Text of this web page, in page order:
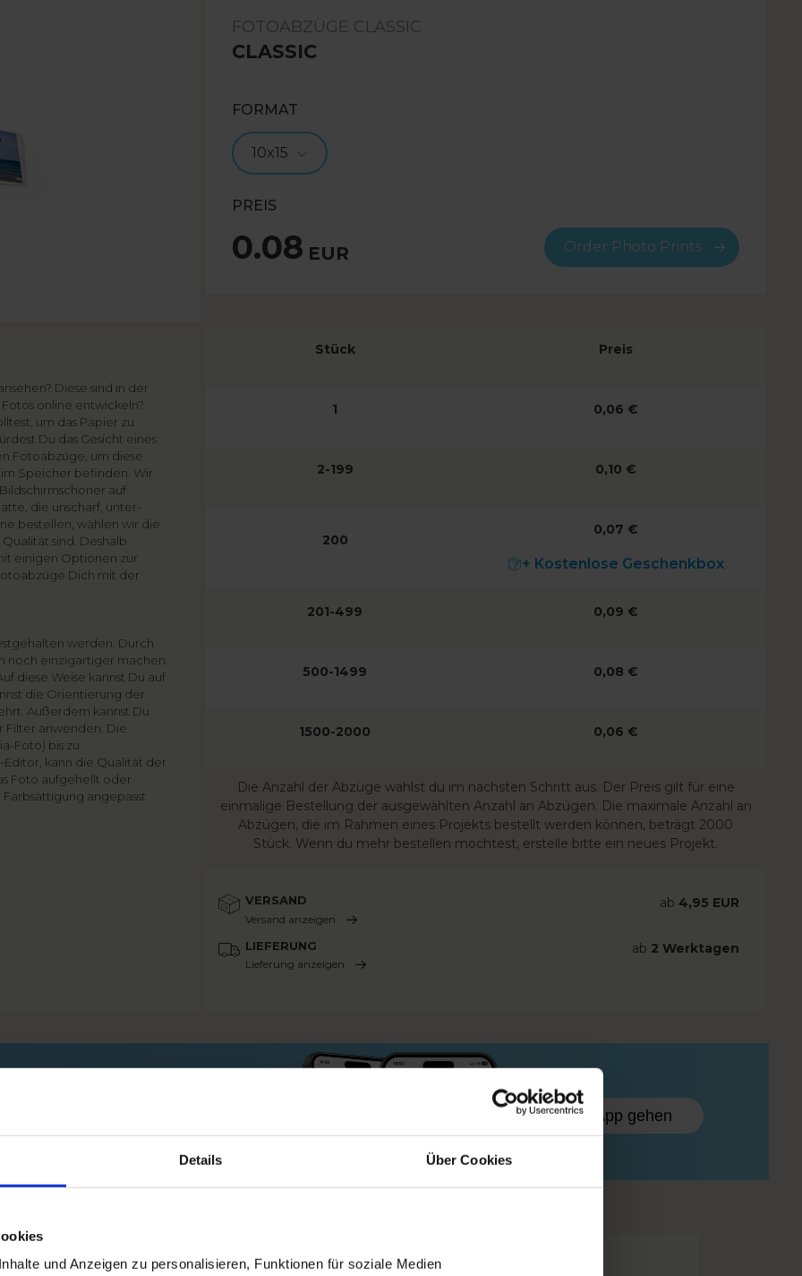
Details Über Cookies
und Anzeigen zu personalisieren, Funktionen für soziale Medien
FOTOABZÜGE CLASSIC
CLASSIC
FORMAT
10x15
PREIS
0.08 EUR Order Photo Prints
Diese sind in der
online entwickeln?
um das Papier zu
Du das Gesicht eines
Fotoabzüge, um diese
Speicher befinden. Wir
auf
die unscharf, unter-
bestellen, wählen wir die
sind. Deshalb
einigen Optionen zur
Dich mit der
werden. Durch
noch einzigartiger machen.
diese Weise kannst Du auf
die Orientierung der
Außerdem kannst Du
Filter anwenden. Die
Foto) bis zu
kann die Qualität der
Foto aufgehellt oder
angepasst
Stück Preis
1 0,06 €
2-199 0,10 €
200
0,07 €
+ Kostenlose Geschenkbox
201-499 0,09 €
500-1499 0,08 €
1500-2000 0,06 €
Die Anzahl der Abzüge wählst du im nächsten Schritt aus. Der Preis gilt für eine
einmalige Bestellung der ausgewählten Anzahl an Abzügen. Die maximale Anzahl an
Abzügen, die im Rahmen eines Projekts bestellt werden können, beträgt 2000
Stück. Wenn du mehr bestellen möchtest, erstelle bitte ein neues Projekt.
VERSAND
Versand anzeigen
ab 4,95 EUR
LIEFERUNG
Lieferung anzeigen
ab 2 Werktagen
der App!
Zur App gehen